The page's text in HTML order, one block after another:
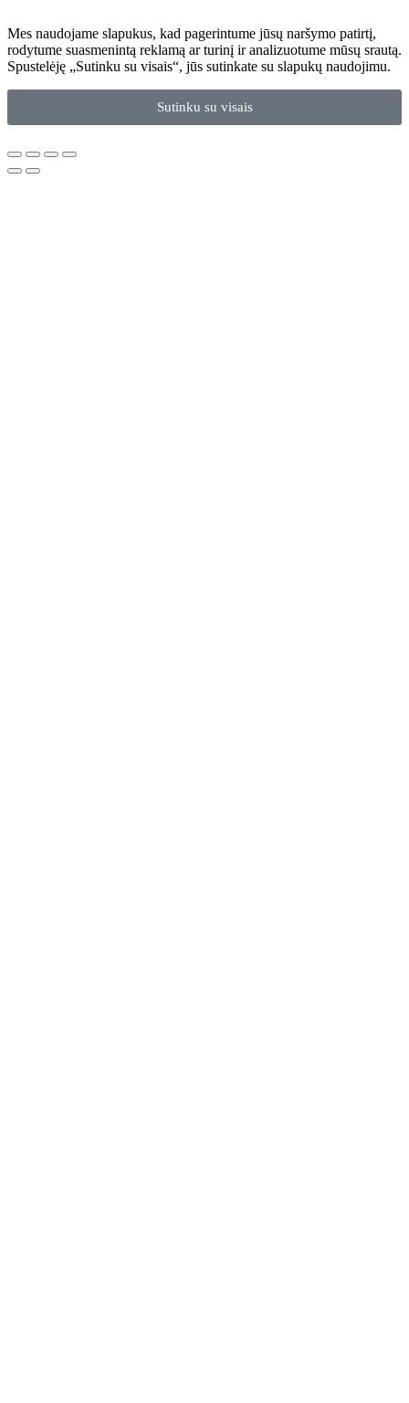
Mes naudojame slapukus, kad pagerintume jūsų naršymo patirtį,
rodytume suasmenintą reklamą ar turinį ir analizuotume mūsų srautą.
Spustelėję „Sutinku su visais“, jūs sutinkate su slapukų naudojimu.
Sutinku su visais